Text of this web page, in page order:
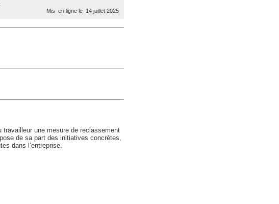
Mis en ligne le 14 juillet 2025
travailleur une mesure de reclassement
de sa part des initiatives concrètes,
dans l’entreprise.